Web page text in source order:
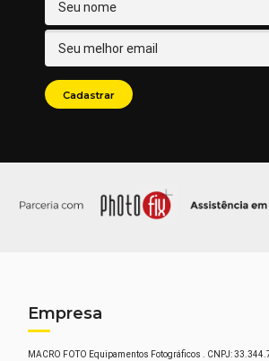
Empresa
MACRO FOTO Equipamentos Fotográficos . CNPJ: